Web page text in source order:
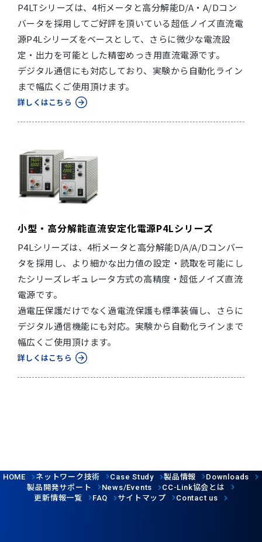
P4LTシリーズは、4桁メータと高分解能D/A・A/Dコン
バータを採用してご好評を頂いている超低ノイズ直流電
源P4Lシリーズをベースとして、さらに微少な電流設
定・出力を可能とした精密めっき用直流電源です。
デジタル通信にも対応しており、実験から自動化ライン
まで幅広くご使用頂けます。
詳しくはこちら
小型・高分解能直流安定化電源P4Lシリーズ
P4Lシリーズは、4桁メータと高分解能D/A/A/Dコンバー
タを採用し、より細かな出力値の設定・読取を可能にし
たシリーズレギュレータ方式の高精度・超低ノイズ直流
電源です。
過電圧保護だけでなく過電流保護も標準装備し、さらに
デジタル通信機能にも対応。実験から自動化ラインまで
幅広くご使用頂けます。
詳しくはこちら
HOME ネットワーク技術 Case Study 製品情報 Downloads
製品開発サポート News/Events CC-Link協会とは
更新情報一覧
FAQ サイトマップ Contact us